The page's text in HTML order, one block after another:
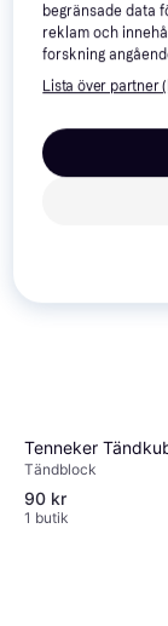
Mustang
Tändblock
99 kr
2 butiker
Tenneker
Tändblock
90 kr
1 butik
begränsade data
reklam och
forskning
Lista över partner